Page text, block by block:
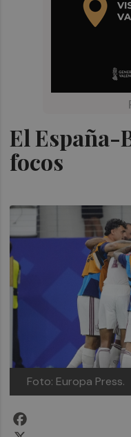
El España-
focos
Foto: Europa Press.